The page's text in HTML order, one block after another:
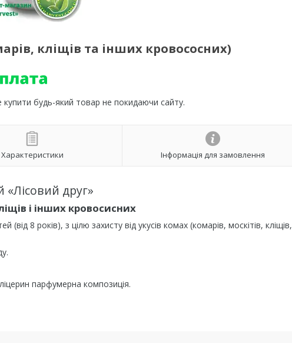
кліщів та інших кровососних)
купити будь-який товар не покидаючи сайту.
Характеристики Інформація для замовлення
«Лісовий друг»
і інших кровосисних
8 років), з цілю захисту від укусів комах (комарів, москітів, кліщів,
парфумерна композиція.